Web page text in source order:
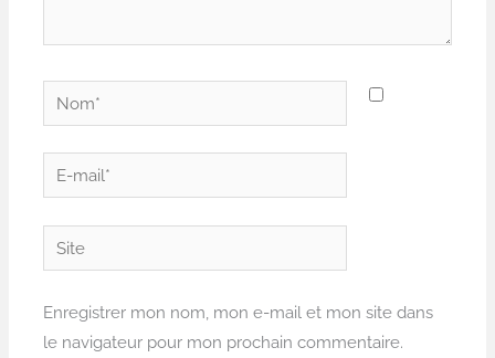
Nom*
E-
mail*
Site
Enregistrer mon nom, mon e-mail et mon site dans
le navigateur pour mon prochain commentaire.